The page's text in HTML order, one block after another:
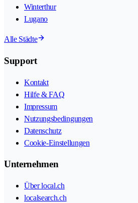
Winterthur
Lugano
Alle Städte
Support
Kontakt
Hilfe & FAQ
Impressum
Nutzungsbedingungen
Datenschutz
Cookie-Einstellungen
Unternehmen
Über local.ch
localsearch.ch